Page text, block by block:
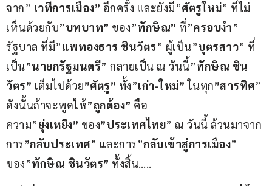
จาก” เวทีการเมือง” อีกครั้ง และยังมี”ศัตรูใหม่” ที่ไม่
เห็นด้วยกับ”บทบาท” ของ”ทักษิณ” ที่”ครอบงำ”
รัฐบาล ที่มี”แพทองธาร ชินวัตร” ผู้เป็น”บุตรสาว” ที่
เป็น”นายกรัฐมนตรี” กลายเป็น ณ วันนี้”ทักษิณ ชิน
วัตร” เต็มไปด้วย”ศัตรู” ทั้ง”เก่า-ใหม่” ในทุก”สารทิศ”
ดังนั้นถ้าจะพูดให้”ถูกต้อง” คือ
ความ”ยุ่งเหยิง” ของ”ประเทศไทย” ณ วันนี้ ล้วนมาจาก
การ”กลับประเทศ” และการ”กลับเข้าสู่การเมือง”
ของ”ทักษิณ ชินวัตร” ทั้งสิ้น…..